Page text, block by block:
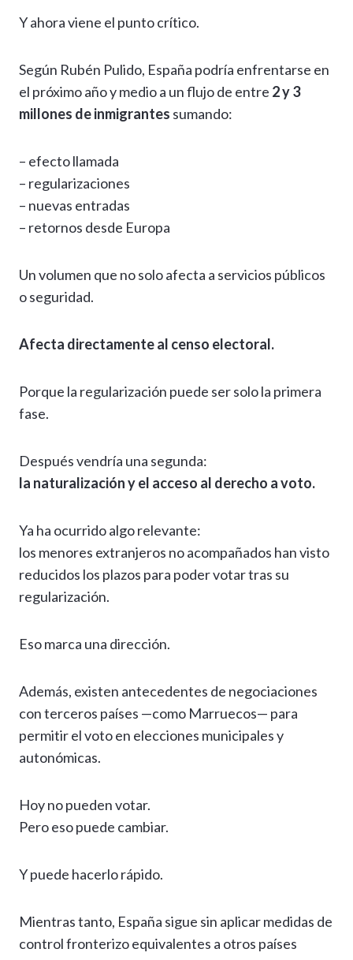
Y ahora viene el punto crítico.
Según Rubén Pulido, España podría enfrentarse en
el próximo año y medio a un flujo de entre 2 y 3
millones de inmigrantes sumando:
– efecto llamada
– regularizaciones
– nuevas entradas
– retornos desde Europa
Un volumen que no solo afecta a servicios públicos
o seguridad.
Afecta directamente al censo electoral.
Porque la regularización puede ser solo la primera
fase.
Después vendría una segunda:
la naturalización y el acceso al derecho a voto.
Ya ha ocurrido algo relevante:
los menores extranjeros no acompañados han visto
reducidos los plazos para poder votar tras su
regularización.
Eso marca una dirección.
Además, existen antecedentes de negociaciones
con terceros países —como Marruecos— para
permitir el voto en elecciones municipales y
autonómicas.
Hoy no pueden votar.
Pero eso puede cambiar.
Y puede hacerlo rápido.
Mientras tanto, España sigue sin aplicar medidas de
control fronterizo equivalentes a otros países